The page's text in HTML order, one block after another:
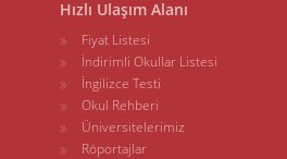
Hızlı Ulaşım Alanı
Fiyat Listesi
İndirimli Okullar Listesi
İngilizce Testi
Okul Rehberi
Üniversitelerimiz
Röportajlar